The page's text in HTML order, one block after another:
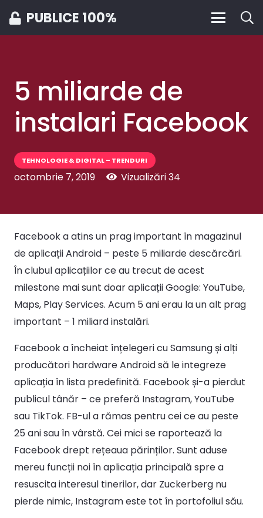
PUBLICE 100%
5 miliarde de
instalari Facebook
TEHNOLOGIE & DIGITAL – TRENDURI
octombrie 7, 2019 Vizualizări34
Facebook a atins un prag important în magazinul
de aplicații Android – peste 5 miliarde descărcări.
În clubul aplicațiilor ce au trecut de acest
milestone mai sunt doar aplicații Google: YouTube,
Maps, Play Services. Acum 5 ani erau la un alt prag
important – 1 miliard instalări.
Facebook a încheiat înțelegeri cu Samsung și alți
producători hardware Android să le integreze
aplicația în lista predefinită. Facebook și-a pierdut
publicul tânăr – ce preferă Instagram, YouTube
sau TikTok. FB-ul a rămas pentru cei ce au peste
25 ani sau în vârstă. Cei mici se raportează la
Facebook drept rețeaua părinților. Sunt aduse
mereu funcții noi în aplicația principală spre a
resuscita interesul tinerilor, dar Zuckerberg nu
pierde nimic, Instagram este tot în portofoliul său.